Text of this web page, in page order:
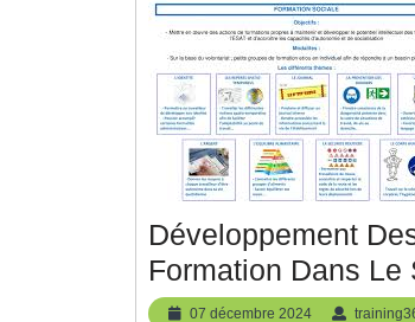
Développement
Formation Dans Le
07 décembre 2024 07